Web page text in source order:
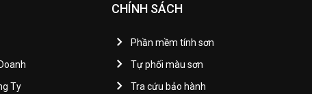
Ty
CHÍNH SÁCH
Phần mềm tính sơn
Tự phối màu sơn
Tra cứu bảo hành